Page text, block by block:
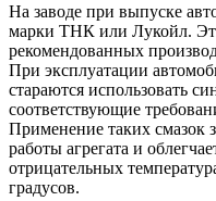
На заводе при выпуске
марки ТНК или Лукойл.
рекомендованных
При эксплуатации
стараются использовать
соответствующие
Применение таких смазок
работы агрегата и
отрицательных
градусов.